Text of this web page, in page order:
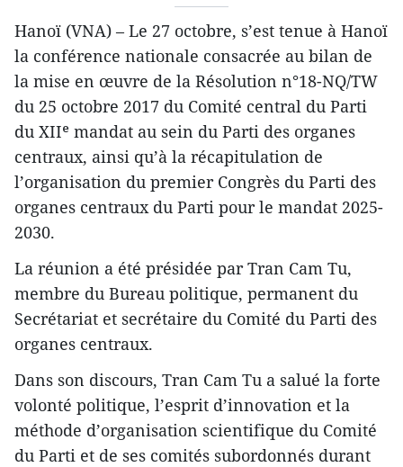
Hanoï (VNA) – Le 27 octobre, s’est tenue à Hanoï
la conférence nationale consacrée au bilan de
la mise en œuvre de la Résolution n°18-NQ/TW
du 25 octobre 2017 du Comité central du Parti
du XIIᵉ mandat au sein du Parti des organes
centraux, ainsi qu’à la récapitulation de
l’organisation du premier Congrès du Parti des
organes centraux du Parti pour le mandat 2025-
2030.
La réunion a été présidée par Tran Cam Tu,
membre du Bureau politique, permanent du
Secrétariat et secrétaire du Comité du Parti des
organes centraux.
Dans son discours, Tran Cam Tu a salué la forte
volonté politique, l’esprit d’innovation et la
méthode d’organisation scientifique du Comité
du Parti et de ses comités subordonnés durant